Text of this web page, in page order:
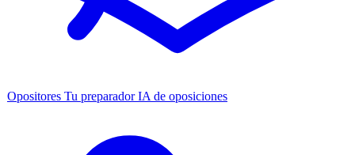
Opositores Tu preparador IA de oposiciones